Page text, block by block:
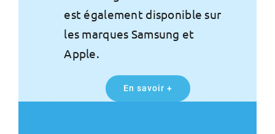
est également disponible sur
les marques Samsung et
Apple.
En savoir +